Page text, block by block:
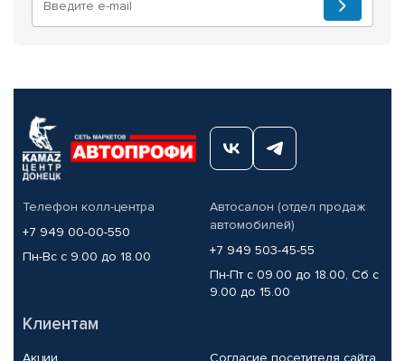
Телефон колл-центра
+7 949 00-00-550
Пн-Вс с 9.00 до 18.00
Автосалон (отдел продаж
автомобилей)
+7 949 503-45-55
Пн-Пт с 09.00 до 18.00, Сб с
9.00 до 15.00
Клиентам
Акции Согласие посетителя сайта